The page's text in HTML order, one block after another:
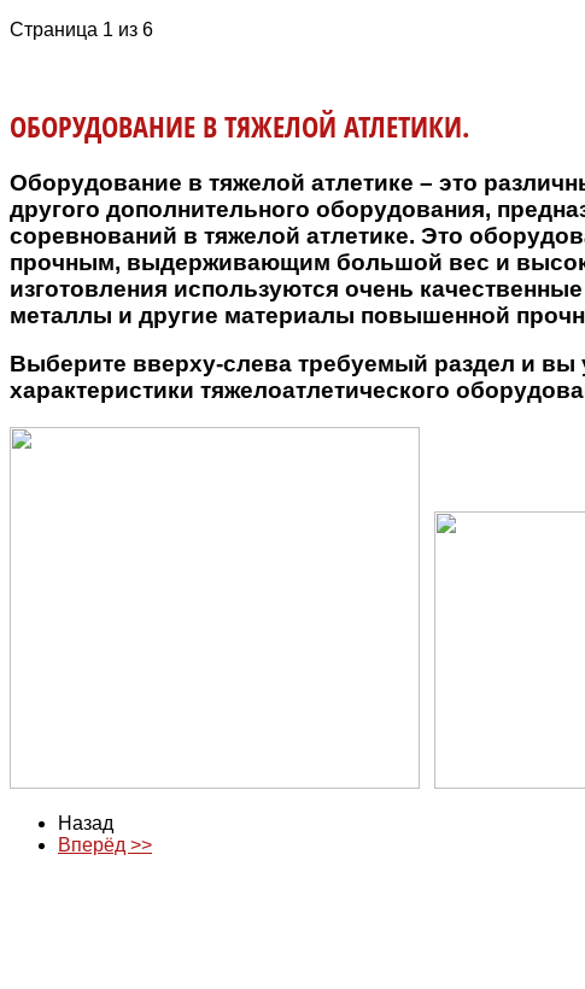
Страница 1 из 6
ОБОРУДОВАНИЕ В ТЯЖЕЛОЙ АТЛЕТИКИ.
Оборудование в тяжелой атлетике – это
другого дополнительного оборудования,
соревнований в тяжелой атлетике. Это
прочным, выдерживающим большой вес и
изготовления используются очень
металлы и другие материалы повышенной
Выберите вверху-слева требуемый раздел и вы
характеристики тяжелоатлетического
Назад
Вперёд >>